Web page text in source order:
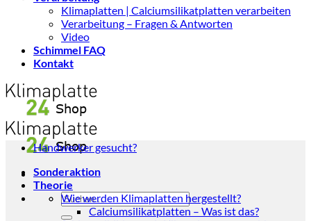
Klimaplatten | Calciumsilikatplatten verarbeiten
Verarbeitung – Fragen & Antworten
Video
Schimmel FAQ
Kontakt
Suchen
nach:
Handwerker gesucht?
Sonderaktion
Theorie
Wie werden Klimaplatten hergestellt?
Calciumsilikatplatten – Was ist das?